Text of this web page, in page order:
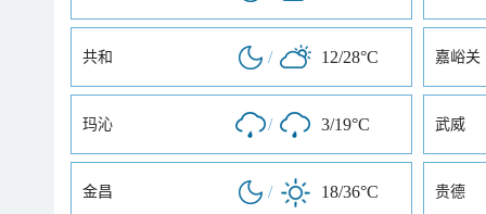
共和 / 12/28°C 嘉峪关
玛沁 / 3/19°C 武威
金昌 / 18/36°C 贵德